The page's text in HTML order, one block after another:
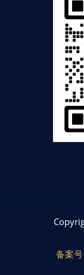
备案